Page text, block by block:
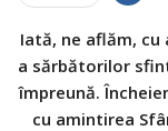
Iată, ne aflăm,
a sărbătorilor
împreună.
cu amintirea